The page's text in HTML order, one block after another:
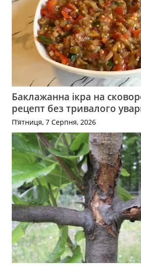
Баклажанна ікра на
рецепт без тривалого
П’ятниця, 7 Серпня, 2026